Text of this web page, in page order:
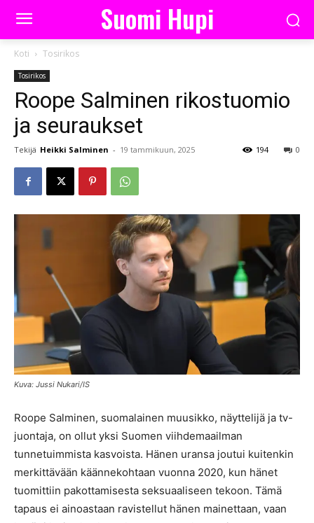
Suomi Hupi
Koti Tosirikos
Tosirikos
Roope Salminen rikostuomio
ja seuraukset
Tekijä Heikki Salminen - 19 tammikuun, 2025 0
194
Kuva: Jussi Nukari/IS
Roope Salminen, suomalainen muusikko, näyttelijä ja tv-
juontaja, on ollut yksi Suomen viihdemaailman
tunnetuimmista kasvoista. Hänen uransa joutui kuitenkin
merkittävään käännekohtaan vuonna 2020, kun hänet
tuomittiin pakottamisesta seksuaaliseen tekoon. Tämä
tapaus ei ainoastaan ravistellut hänen mainettaan, vaan